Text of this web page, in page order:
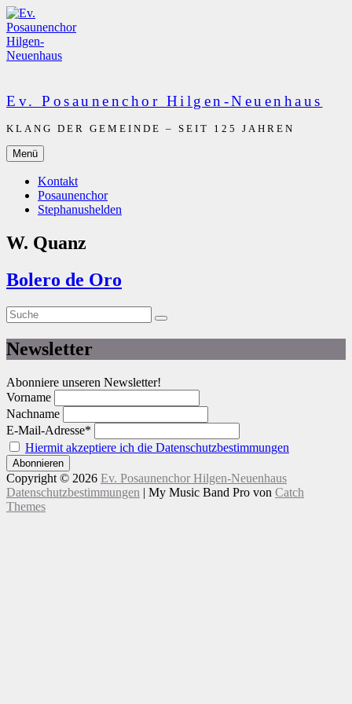
Zum
Inhalt
springen
Ev. Posaunenchor Hilgen-Neuenhaus
KLANG DER GEMEINDE – SEIT 125 JAHREN
Menü
Kontakt
Posaunenchor
Stephanushelden
W. Quanz
Bolero de Oro
Suche
nach:
Suche
Newsletter
Abonniere unseren Newsletter!
Vorname
Nachname
E-Mail-Adresse*
Hiermit akzeptiere ich die Datenschutzbestimmungen
Copyright © 2026 Ev. Posaunenchor Hilgen-Neuenhaus
Datenschutzbestimmungen | My Music Band Pro von Catch
Themes